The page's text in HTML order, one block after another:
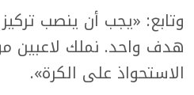
هدف واحد. نملك لاعبين
الاستحواذ على الكرة».